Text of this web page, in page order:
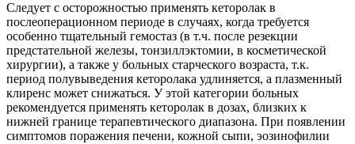
Следует с осторожностью применять кеторолак в
послеоперационном периоде в случаях, когда требуется
особенно тщательный гемостаз (в т.ч. после резекции
предстательной железы, тонзиллэктомии, в косметической
хирургии), а также у больных старческого возраста, т.к.
период полувыведения кеторолака удлиняется, а плазменный
клиренс может снижаться. У этой категории больных
рекомендуется применять кеторолак в дозах, близких к
нижней границе терапевтического диапазона. При появлении
симптомов поражения печени, кожной сыпи, эозинофилии